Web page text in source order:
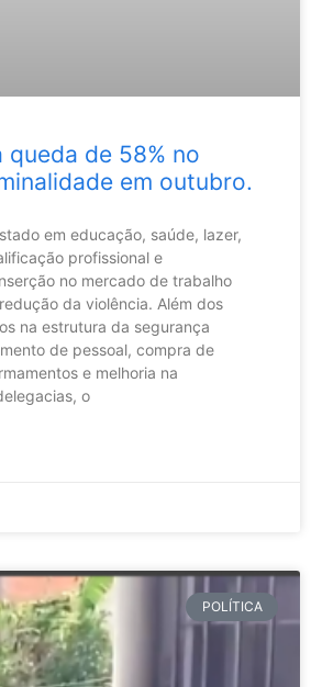
queda de 58% no
em outubro.
em educação, saúde, lazer,
profissional e
no mercado de trabalho
da violência. Além dos
na estrutura da segurança
de pessoal, compra de
e melhoria na
o
POLÍTICA